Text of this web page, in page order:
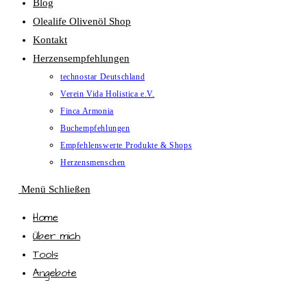
Blog
Olealife Olivenöl Shop
Kontakt
Herzensempfehlungen
technostar Deutschland
Verein Vida Holistica e.V.
Finca Armonia
Buchempfehlungen
Empfehlenswerte Produkte & Shops
Herzensmenschen
Menü Schließen
Home
Über mich
Tools
Angebote